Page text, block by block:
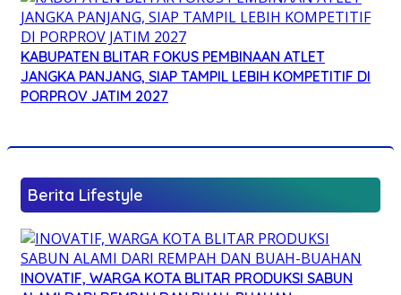
KABUPATEN BLITAR FOKUS PEMBINAAN ATLET
JANGKA PANJANG, SIAP TAMPIL LEBIH KOMPETITIF DI
PORPROV JATIM 2027
Berita Lifestyle
INOVATIF, WARGA KOTA BLITAR PRODUKSI SABUN